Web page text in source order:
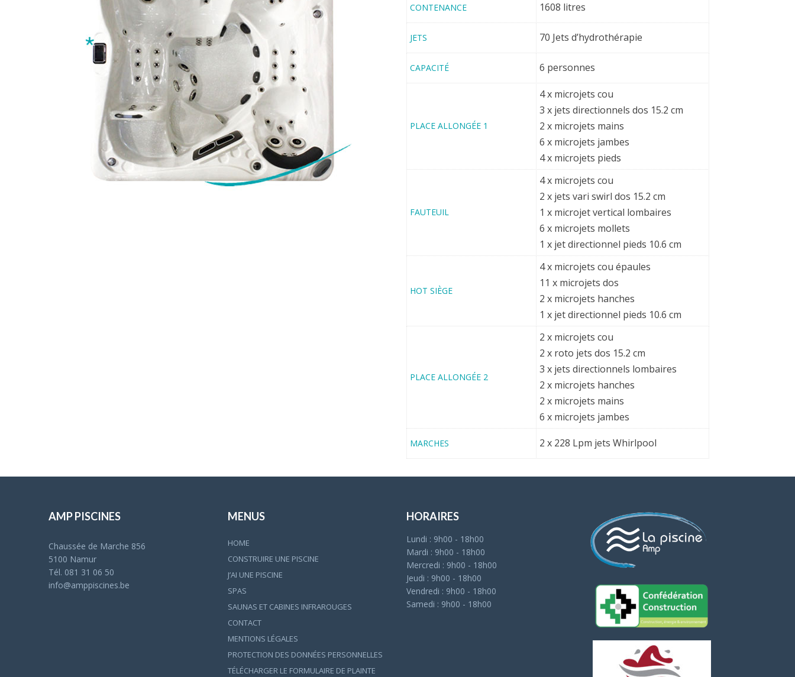
CONTENANCE 1608 litres
JETS 70 Jets d’hydrothérapie
CAPACITÉ 6 personnes
PLACE ALLONGÉE 1
4 x microjets cou
3 x jets directionnels dos 15.2 cm
2 x microjets mains
6 x microjets jambes
4 x microjets pieds
FAUTEUIL
4 x microjets cou
2 x jets vari swirl dos 15.2 cm
1 x microjet vertical lombaires
6 x microjets mollets
1 x jet directionnel pieds 10.6 cm
HOT SIÈGE
4 x microjets cou épaules
11 x microjets dos
2 x microjets hanches
1 x jet directionnel pieds 10.6 cm
PLACE ALLONGÉE 2
2 x microjets cou
2 x roto jets dos 15.2 cm
3 x jets directionnels lombaires
2 x microjets hanches
2 x microjets mains
6 x microjets jambes
MARCHES 2 x 228 Lpm jets Whirlpool
AMP PISCINES
Chaussée de Marche 856
5100 Namur
Tél. 081 31 06 50
info@amppiscines.be
MENUS
HOME
CONSTRUIRE UNE PISCINE
J’AI UNE PISCINE
SPAS
SAUNAS ET CABINES INFRAROUGES
CONTACT
MENTIONS LÉGALES
PROTECTION DES DONNÉES PERSONNELLES
TÉLÉCHARGER LE FORMULAIRE DE PLAINTE
HORAIRES
Lundi : 9h00 - 18h00
Mardi : 9h00 - 18h00
Mercredi : 9h00 - 18h00
Jeudi : 9h00 - 18h00
Vendredi : 9h00 - 18h00
Samedi : 9h00 - 18h00
Actuellement fermé
Quels sont vos horaires ?
Proposez-vous des devis gratuits ?
Quels types de piscines construisez-vous ?